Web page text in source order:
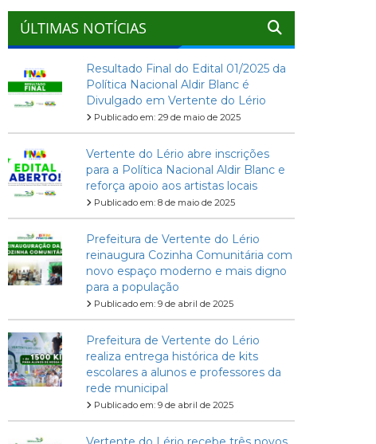
ÚLTIMAS NOTÍCIAS
Resultado Final do Edital 01/2025 da
Política Nacional Aldir Blanc é
Divulgado em Vertente do Lério
Publicado em: 29 de maio de 2025
Vertente do Lério abre inscrições
para a Política Nacional Aldir Blanc e
reforça apoio aos artistas locais
Publicado em: 8 de maio de 2025
Prefeitura de Vertente do Lério
reinaugura Cozinha Comunitária com
novo espaço moderno e mais digno
para a população
Publicado em: 9 de abril de 2025
Prefeitura de Vertente do Lério
realiza entrega histórica de kits
escolares a alunos e professores da
rede municipal
Publicado em: 9 de abril de 2025